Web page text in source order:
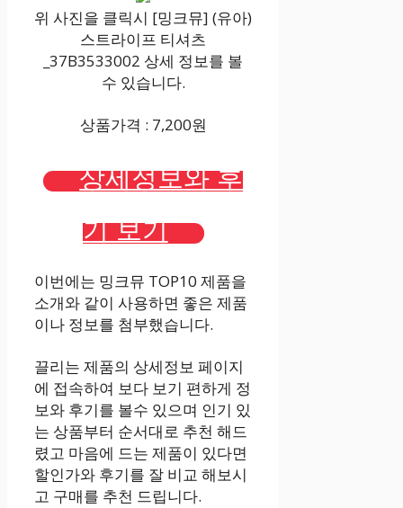
위 사진을 클릭시 [밍크뮤] (유아)
스트라이프 티셔츠
_37B3533002 상세 정보를 볼
수 있습니다.
상품가격 : 7,200원
상세정보와 후
기 보기
이번에는 밍크뮤 TOP10 제품을
소개와 같이 사용하면 좋은 제품
이나 정보를 첨부했습니다.
끌리는 제품의 상세정보 페이지
에 접속하여 보다 보기 편하게 정
보와 후기를 볼수 있으며 인기 있
는 상품부터 순서대로 추천 해드
렸고 마음에 드는 제품이 있다면
할인가와 후기를 잘 비교 해보시
고 구매를 추천 드립니다.